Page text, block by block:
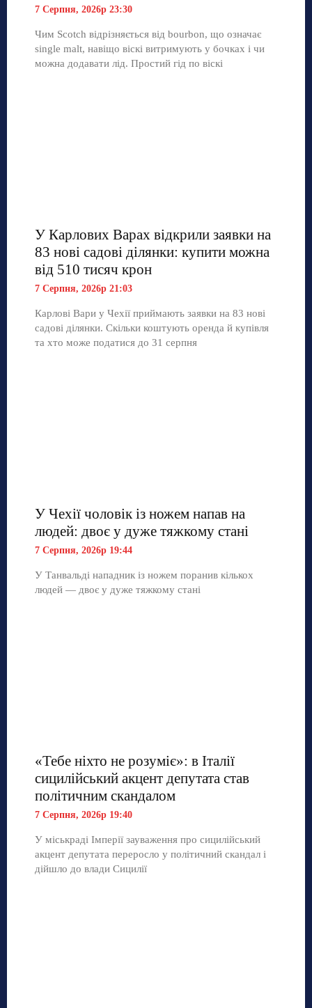
7 Серпня, 2026р 23:30
Чим Scotch відрізняється від bourbon, що означає
single malt, навіщо віскі витримують у бочках і чи
можна додавати лід. Простий гід по віскі
У Карлових Варах відкрили заявки на
83 нові садові ділянки: купити можна
від 510 тисяч крон
7 Серпня, 2026р 21:03
Карлові Вари у Чехії приймають заявки на 83 нові
садові ділянки. Скільки коштують оренда й купівля
та хто може податися до 31 серпня
У Чехії чоловік із ножем напав на
людей: двоє у дуже тяжкому стані
7 Серпня, 2026р 19:44
У Танвальді нападник із ножем поранив кількох
людей — двоє у дуже тяжкому стані
«Тебе ніхто не розуміє»: в Італії
сицилійський акцент депутата став
політичним скандалом
7 Серпня, 2026р 19:40
У міськраді Імперії зауваження про сицилійський
акцент депутата переросло у політичний скандал і
дійшло до влади Сицилії